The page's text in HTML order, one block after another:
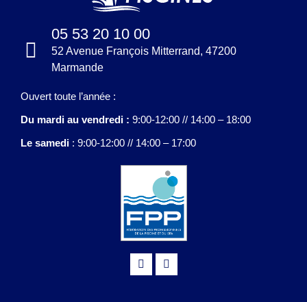
05 53 20 10 00
52 Avenue François Mitterrand, 47200
Marmande
Ouvert toute l’année :
Du mardi au vendredi : 9:00-12:00 // 14:00 – 18:00
Le samedi : 9:00-12:00 // 14:00 – 17:00